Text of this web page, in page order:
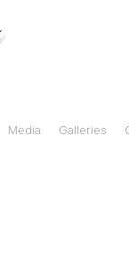
Media Galleries